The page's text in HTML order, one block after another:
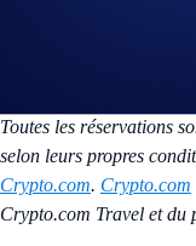
Toutes les réservations
selon leurs propres
Crypto.com. Crypto.com
Crypto.com Travel et du